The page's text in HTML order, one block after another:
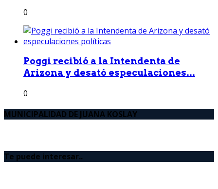
0
Poggi recibió a la Intendenta de
Arizona y desató especulaciones...
0
MUNICIPALIDAD DE JUANA KOSLAY
Te puede interesar..